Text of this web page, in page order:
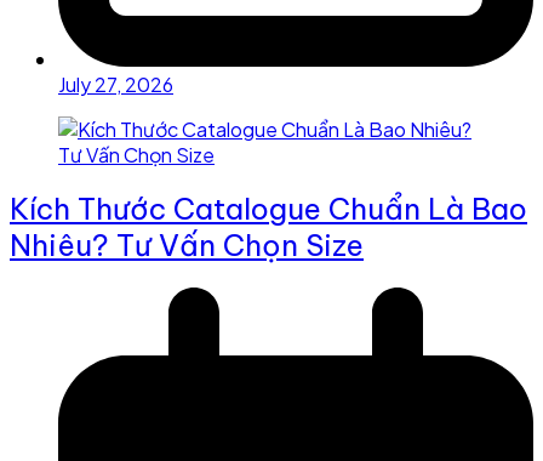
July 27, 2026
Kích Thước Catalogue Chuẩn Là Bao
Nhiêu? Tư Vấn Chọn Size